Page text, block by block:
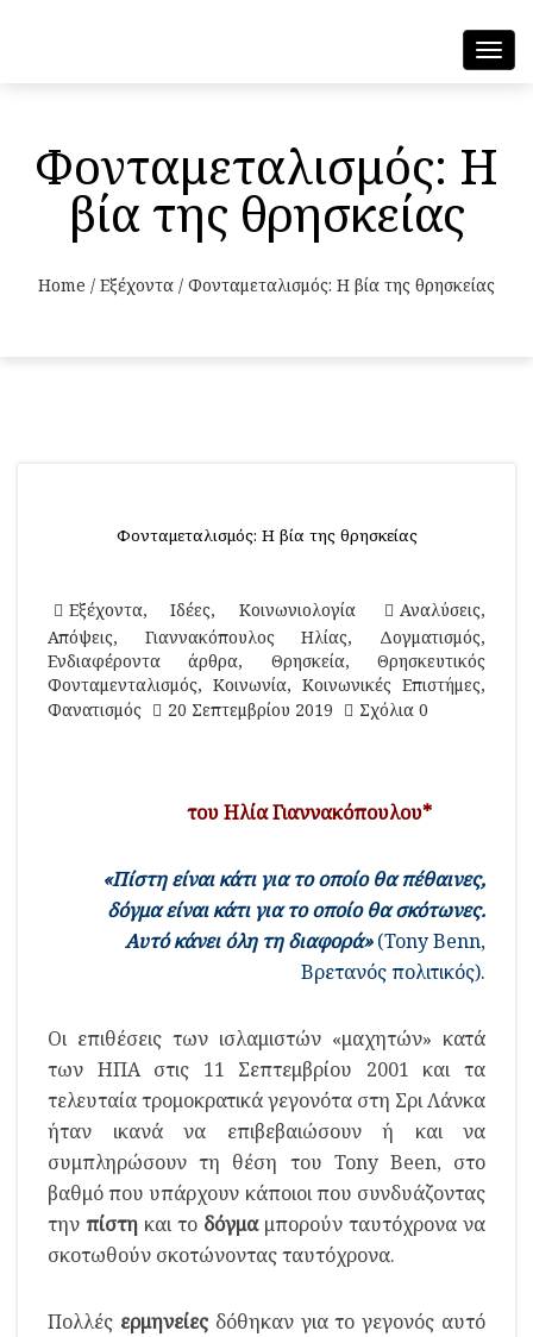
Φονταμεταλισμός: Η
βία της θρησκείας
Home / Εξέχοντα / Φονταμεταλισμός: Η βία της θρησκείας
Φονταμεταλισμός: Η βία της θρησκείας
Εξέχοντα,Ιδέες, Κοινωνιολογία Αναλύσεις,
Απόψεις, Γιαννακόπουλος Ηλίας, Δογματισμός,
Ενδιαφέροντα άρθρα, Θρησκεία,Θρησκευτικός
Φονταμενταλισμός, Κοινωνία, Κοινωνικές Επιστήμες,
Φανατισμός
20 Σεπτεμβρίου 2019 Σχόλια 0
του Ηλία Γιαννακόπουλου*
«Πίστη είναι κάτι για το οποίο θα πέθαινες,
δόγμα είναι κάτι για το οποίο θα σκότωνες.
Αυτό κάνει όλη τη διαφορά»(Tony Benn,
Βρετανός πολιτικός).
Οι επιθέσεις των ισλαμιστών «μαχητών» κατά
των ΗΠΑ στις 11 Σεπτεμβρίου 2001 και τα
τελευταία τρομοκρατικά γεγονότα στη Σρι Λάνκα
ήταν ικανά να επιβεβαιώσουν ή και να
συμπληρώσουν τη θέση του Tony Been, στο
βαθμό που υπάρχουν κάποιοι που συνδυάζοντας
την πίστη και το δόγμαμπορούν ταυτόχρονα να
σκοτωθούν σκοτώνοντας ταυτόχρονα.
Πολλές ερμηνείεςδόθηκαν για το γεγονός αυτό